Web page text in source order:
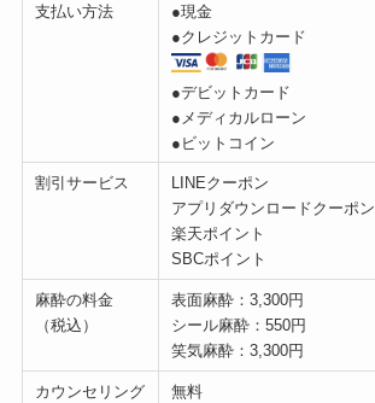
支払い方法
●現金
●クレジットカード
●デビットカード
●メディカルローン
●ビットコイン
割引サービス
LINEクーポン
アプリダウンロードクーポン
楽天ポイント
SBCポイント
麻酔の料金
（税込）
表面麻酔：3,300円
シール麻酔：550円
笑気麻酔：3,300円
カウンセリング 無料